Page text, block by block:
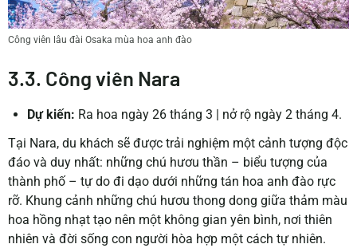
Công viên lâu đài Osaka mùa hoa anh đào
3.3. Công viên Nara
Dự kiến: Ra hoa ngày 26 tháng 3 | nở rộ ngày 2 tháng 4.
Tại Nara, du khách sẽ được trải nghiệm một cảnh tượng độc
đáo và duy nhất: những chú hươu thần – biểu tượng của
thành phố – tự do đi dạo dưới những tán hoa anh đào rực
rỡ. Khung cảnh những chú hươu thong dong giữa thảm màu
hoa hồng nhạt tạo nên một không gian yên bình, nơi thiên
nhiên và đời sống con người hòa hợp một cách tự nhiên.